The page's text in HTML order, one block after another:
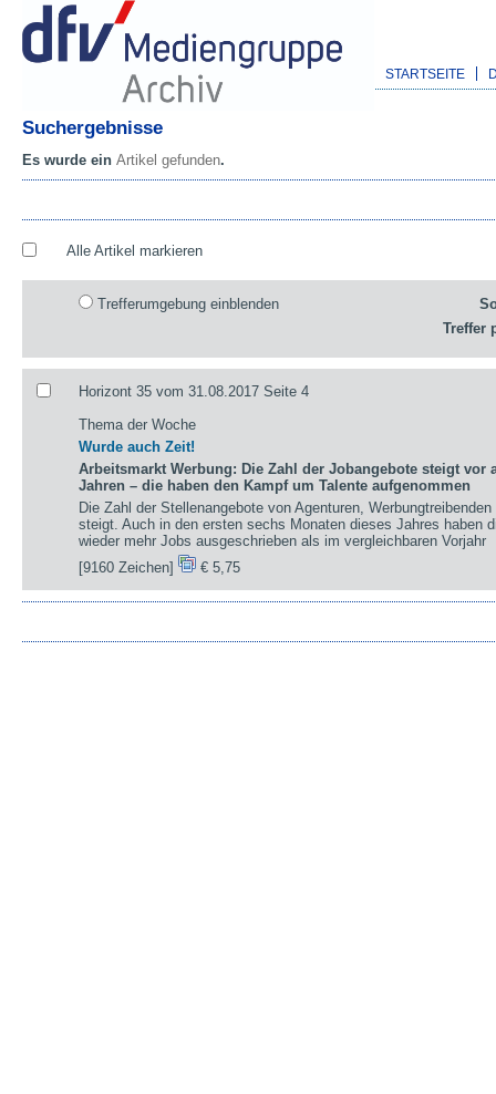
STARTSEITE
Suchergebnisse
Es wurde ein Artikel gefunden.
Alle Artikel markieren
Trefferumgebung einblenden
Treffer
Horizont 35 vom 31.08.2017 Seite 4
Thema der Woche
Wurde auch Zeit!
Arbeitsmarkt Werbung: Die Zahl der Jobangebote steigt vor
Jahren – die haben den Kampf um Talente aufgenommen
Die Zahl der Stellenangebote von Agenturen,
steigt. Auch in den ersten sechs Monaten dieses Jahres haben
wieder mehr Jobs ausgeschrieben als im vergleichbaren Vorjahr
[9160 Zeichen]
€ 5,75